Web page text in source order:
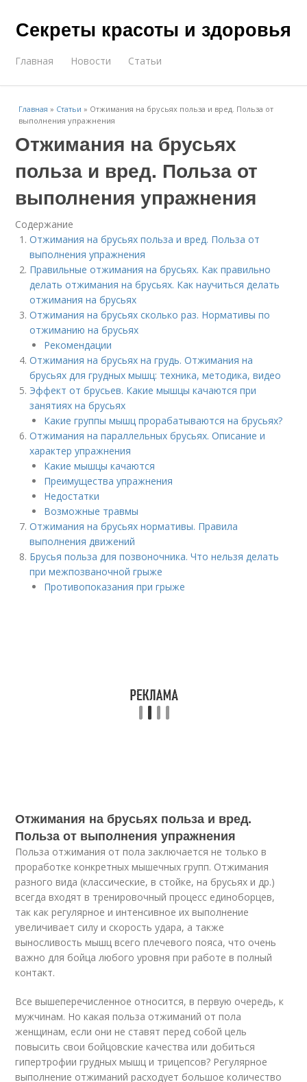
Секреты красоты и здоровья
Главная Новости Статьи
Главная » Статьи » Отжимания на брусьях польза и вред. Польза от
выполнения упражнения
Отжимания на брусьях
польза и вред. Польза от
выполнения упражнения
Содержание
Отжимания на брусьях польза и вред. Польза от
выполнения упражнения
Правильные отжимания на брусьях. Как правильно
делать отжимания на брусьях. Как научиться делать
отжимания на брусьях
Отжимания на брусьях сколько раз. Нормативы по
отжиманию на брусьях
Рекомендации
Отжимания на брусьях на грудь. Отжимания на
брусьях для грудных мышц: техника, методика, видео
Эффект от брусьев. Какие мышцы качаются при
занятиях на брусьях
Какие группы мышц прорабатываются на брусьях?
Отжимания на параллельных брусьях. Описание и
характер упражнения
Какие мышцы качаются
Преимущества упражнения
Недостатки
Возможные травмы
Отжимания на брусьях нормативы. Правила
выполнения движений
Брусья польза для позвоночника. Что нельзя делать
при межпозваночной грыже
Противопоказания при грыже
Отжимания на брусьях польза и вред.
Польза от выполнения упражнения
Польза отжимания от пола заключается не только в
проработке конкретных мышечных групп. Отжимания
разного вида (классические, в стойке, на брусьях и др.)
всегда входят в тренировочный процесс единоборцев,
так как регулярное и интенсивное их выполнение
увеличивает силу и скорость удара, а также
выносливость мышц всего плечевого пояса, что очень
важно для бойца любого уровня при работе в полный
контакт.
Все вышеперечисленное относится, в первую очередь, к
мужчинам. Но какая польза отжиманий от пола
женщинам, если они не ставят перед собой цель
повысить свои бойцовские качества или добиться
гипертрофии грудных мышц и трицепсов? Регулярное
выполнение отжиманий расходует большое количество